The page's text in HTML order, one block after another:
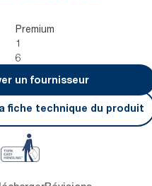
Premium
1
6
un fournisseur
fiche technique du produit